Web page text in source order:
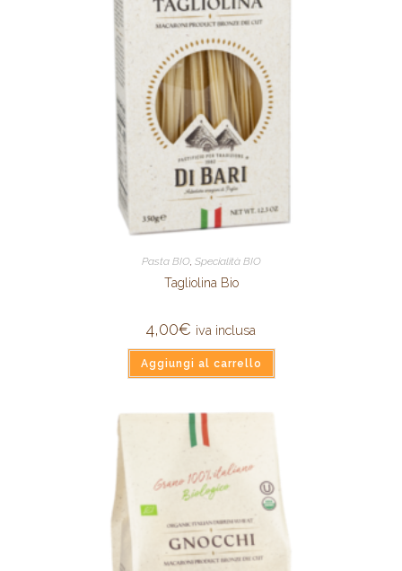
Pasta BIO, Specialità BIO
Tagliolina Bio
4,00€ iva inclusa
Aggiungi al carrello